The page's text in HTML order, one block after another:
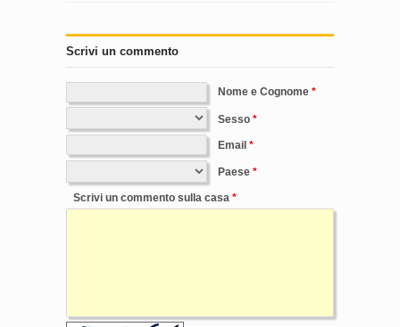
Scrivi un commento
Nome e Cognome
Sesso
Email
Paese
Scrivi un commento sulla casa